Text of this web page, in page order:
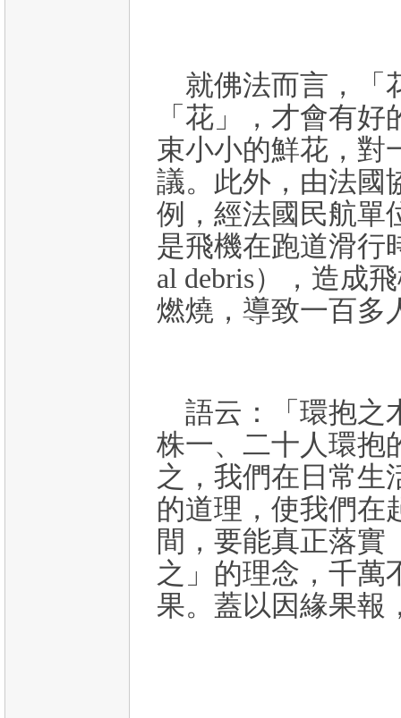
就佛法而言，「
「花」，才會有
束小小的鮮花，對
議。此外，由法國
例，經法國民航單
是飛機在跑道滑行
al debris），造成
燃燒，導致一百多
語云：「環抱之
株一、二十人環抱
之，我們在日常生
的道理，使我們在
間，要能真正落實
之」的理念，千萬
果。蓋以因緣果報